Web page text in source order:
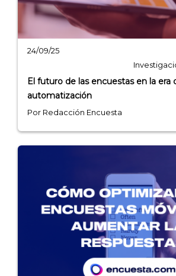
24/09/25
El futuro de las encuestas en la era
automatización
Por Redacción Encuesta